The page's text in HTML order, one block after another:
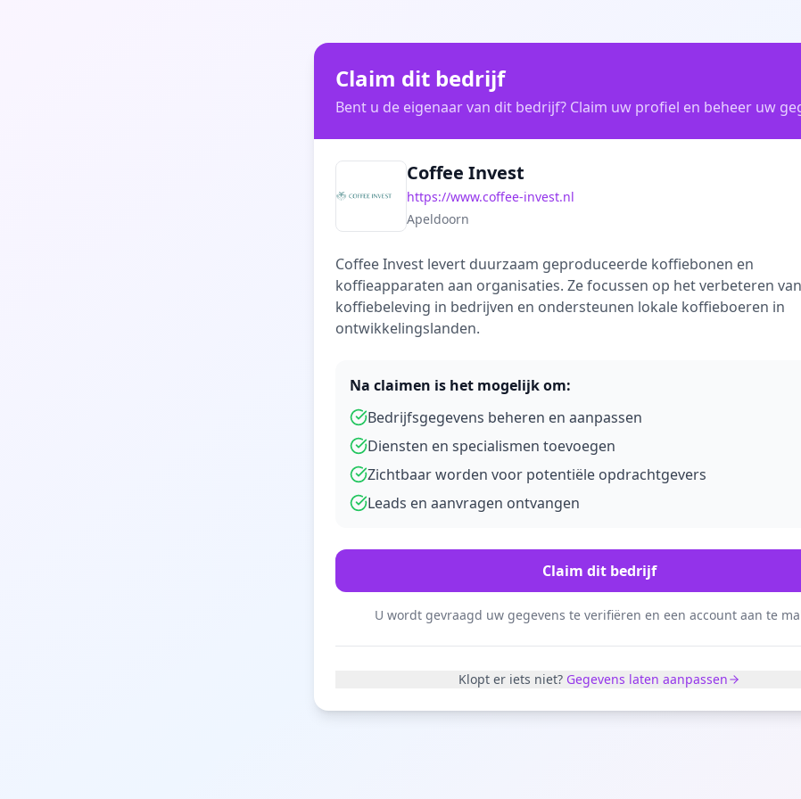
Claim dit bedrijf
Bent u de eigenaar van dit bedrijf? Claim uw profiel en beheer uw
Coffee Invest
https://www.coffee-invest.nl
Apeldoorn
Coffee Invest levert duurzaam geproduceerde koffiebonen en
koffieapparaten aan organisaties. Ze focussen op het verbeteren
koffiebeleving in bedrijven en ondersteunen lokale koffieboeren in
ontwikkelingslanden.
Na claimen is het mogelijk om:
Bedrijfsgegevens beheren en aanpassen
Diensten en specialismen toevoegen
Zichtbaar worden voor potentiële opdrachtgevers
Leads en aanvragen ontvangen
Claim dit bedrijf
U wordt gevraagd uw gegevens te verifiëren en een account aan te
Klopt er iets niet? Gegevens laten aanpassen